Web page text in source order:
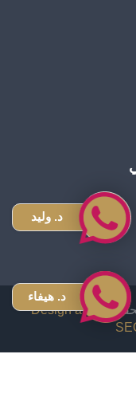
Design and
د. وليد
د. هيفاء